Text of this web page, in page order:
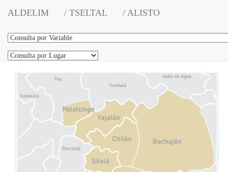
ALDELIM / TSELTAL / ALISTO